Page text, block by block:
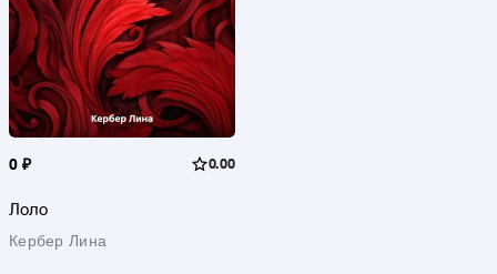
0 ₽ 0.00
Лоло
Кербер Лина